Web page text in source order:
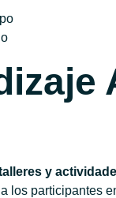
y
y
los participantes